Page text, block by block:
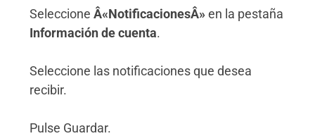
Seleccione Â«NotificacionesÂ» en la pestaña
Información de cuenta.
Seleccione las notificaciones que desea
recibir.
Pulse Guardar.